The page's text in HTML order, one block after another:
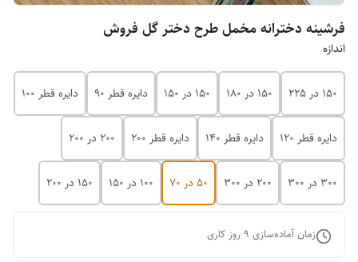
فرشینه دخترانه مخمل طرح دختر گل فروش
اندازه
150 در 225 150 در 180 150 در 150 دایره قطر 90 دایره قطر 100
دایره قطر 120 دایره قطر 140 دایره قطر 200 200 در 200
300 در 300 200 در 300 50 در 70 100 در 150 150 در 200
زمان آماده‌سازی 9 روز کاری